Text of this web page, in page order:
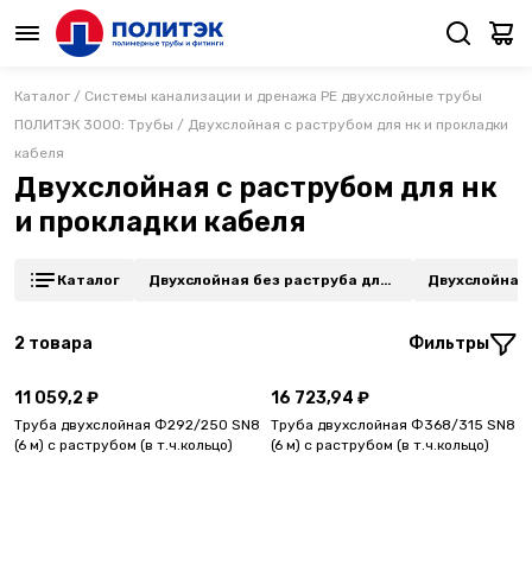
Каталог / Системы канализации и дренажа PE двухслойные трубы
ПОЛИТЭК 3000: Трубы / Двухслойная с раструбом для нк и прокладки
кабеля
Двухслойная с раструбом для нк
и прокладки кабеля
Каталог
Двухслойная без раструба для
2 товара Фильтры
11 059,2 ₽
Труба двухслойная Ф292/250 SN8
(6 м) с раструбом (в т.ч.кольцо)
16 723,94 ₽
Труба двухслойная Ф368/315 SN8
(6 м) с раструбом (в т.ч.кольцо)